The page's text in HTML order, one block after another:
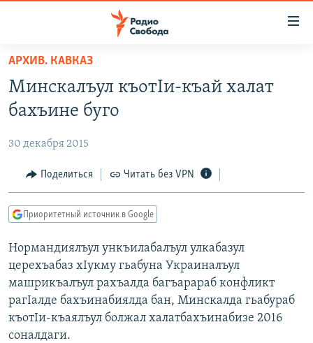
упрощенного
доступа
Вернуться
основному
Вернутся
главной
навигации
Вернутся
поиску
ПОДКАСТЫ
АВТОРСКИЕ ПРОЕКТЫ
ЦИТАТЫ СВОБОДЫ
МНЕНИЯ
IDEL.РЕАЛИИ
КАВКАЗ.РЕАЛИИ
СЕВЕР.РЕАЛИИ
СИБИРЬ.РЕАЛИИ
РАСПИСАНИЕ ВЕЩАНИЯ
АРХИВ. КАВКАЗ
Минскалъул къотIи-къай халат
бахъине буго
30 декабря 2015
Поделиться Читать без VPN
Приоритетный источник в Google
Нормандиялъул ункъилабалъул улкабазул
церехъабаз хIукму гьабуна Украиналъул
машрикъалъул рахъалда багъарараб конфликт
рагIалде бахъинабиялда бан, Минскалда гьабураб
къотIи-къаялъул болжал халатбахъинабизе 2016
соналдаги.